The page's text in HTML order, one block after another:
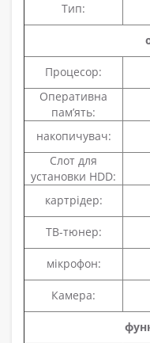
Тип:
Процесор:
Оперативна
пам’ять:
накопичувач:
Слот для
установки HDD:
картрідер:
ТВ-тюнер:
мікрофон:
Камера: